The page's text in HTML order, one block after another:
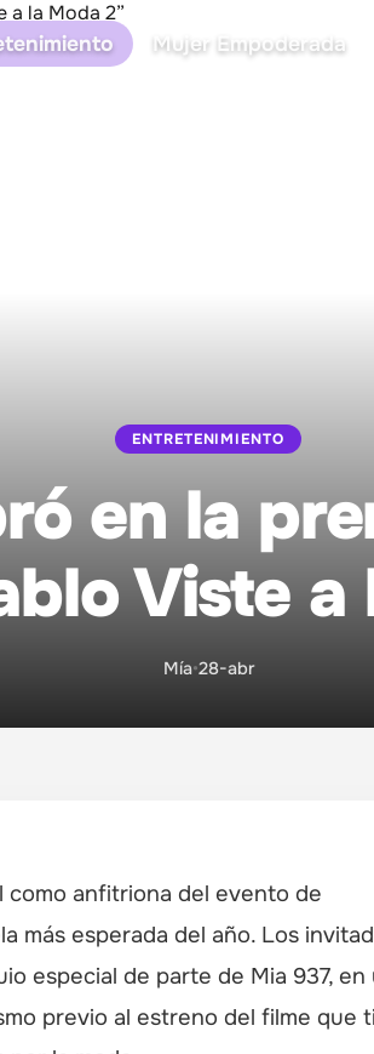
Mujer Empoderada
ENTRETENIMIENTO
en la
Viste a
Mía•28-abr
como anfitriona del evento de
más esperada del año. Los
especial de parte de Mia 937, en
previo al estreno del filme que